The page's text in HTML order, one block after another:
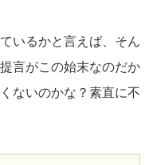
いるかと言えば、そん
言がこの始末なのだか
ないのかな？素直に不